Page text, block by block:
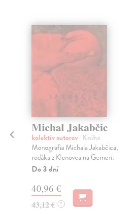
Michal Jakabčic
kolektív autorov| Kniha
Monografia Michala Jakabčica,
rodáka z Klenovca na Gemeri.
Do 3 dní
40,96 €
43,12 € ?